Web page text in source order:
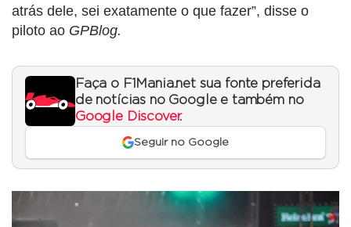
atrás dele, sei exatamente o que fazer”, disse o
piloto ao GPBlog.
Faça o F1Mania.net sua fonte preferida
de notícias no Google e também no
Google Discover.
Seguir no Google